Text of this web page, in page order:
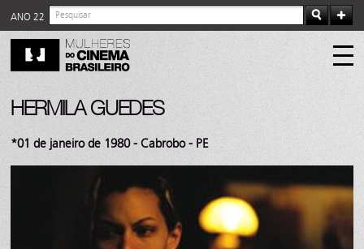
ANO 22
HERMILA GUEDES
*01 de janeiro de 1980 - Cabrobo - PE